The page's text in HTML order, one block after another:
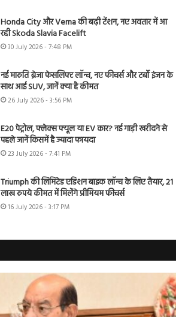
Honda City और Verna की बढ़ी टेंशन, नए अवतार में आ
रही Skoda Slavia Facelift
30 July 2026 - 7:48 PM
नई मारुति ब्रेजा फेसलिफ्ट लॉन्च, नए फीचर्स और टर्बो इंजन के
साथ आई SUV, जानें क्या है कीमत
26 July 2026 - 3:56 PM
E20 पेट्रोल, फ्लेक्स फ्यूल या EV कार? नई गाड़ी खरीदने से
पहले जानें किसमें है ज्यादा फायदा
23 July 2026 - 7:41 PM
Triumph की लिमिटेड एडिशन बाइक लॉन्च के लिए तैयार, 21
लाख रुपये कीमत में मिलेंगे प्रीमियम फीचर्स
16 July 2026 - 3:17 PM